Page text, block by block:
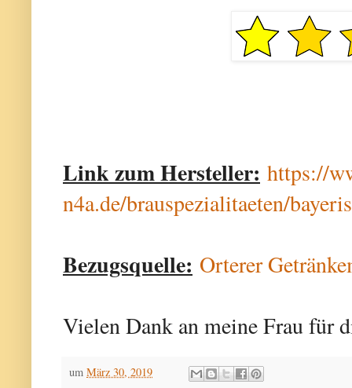
Link zum Hersteller: https://
n4a.de/brauspezialitaeten/
Bezugsquelle: Orterer
Vielen Dank an meine Frau für
um März 30, 2019